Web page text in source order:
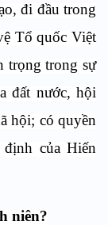
đi đầu trong
Tổ quốc Việt
trọng trong sự
đất nước, hội
hội; có quyền
của Hiến
niên?